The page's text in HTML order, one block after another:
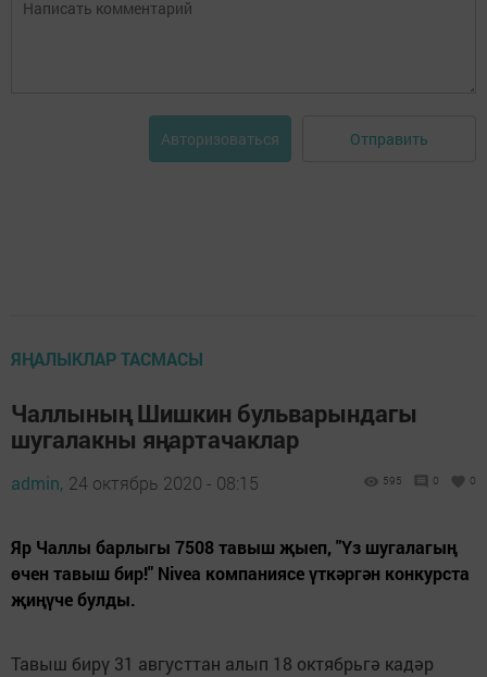
Авторизоваться Отправить
ЯҢАЛЫКЛАР ТАСМАСЫ
Чаллының Шишкин бульварындагы
шугалакны яңартачаклар
admin, 24 октябрь 2020 - 08:15 595 0 0
Яр Чаллы барлыгы 7508 тавыш җыеп, "Үз шугалагың
өчен тавыш бир!" Nivea компаниясе үткәргән конкурста
җиңүче булды.
Тавыш бирү 31 августтан алып 18 октябрьгә кадәр